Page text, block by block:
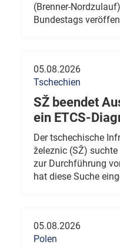
(Brenner-
Bundestags
05.08.2026
Tschechien
SŽ beendet
ein ETCS-
Der tschechische
železnic (SŽ)
zur Durchführung
hat diese Suche
05.08.2026
Polen